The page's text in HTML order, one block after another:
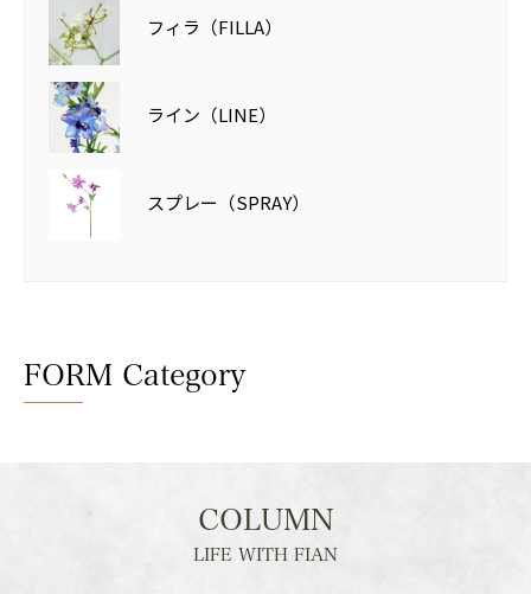
フィラ（FILLA）
ライン（LINE）
スプレー（SPRAY）
FORM Category
COLUMN
LIFE WITH FIAN